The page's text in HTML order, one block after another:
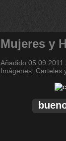
Mujeres y
Añadido 05.09.2011
Imágenes, Carteles